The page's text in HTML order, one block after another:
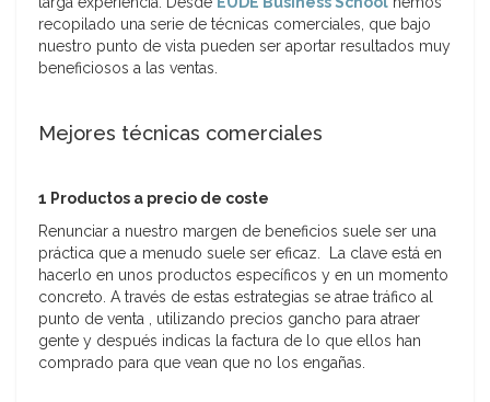
recopilado una serie de técnicas comerciales, que bajo
nuestro punto de vista pueden ser aportar resultados muy
beneficiosos a las ventas.
Mejores técnicas comerciales
1 Productos a precio de coste
Renunciar a nuestro margen de beneficios suele ser una
práctica que a menudo suele ser eficaz. La clave está en
hacerlo en unos productos específicos y en un momento
concreto. A través de estas estrategias se atrae tráfico al
punto de venta , utilizando precios gancho para atraer
gente y después indicas la factura de lo que ellos han
comprado para que vean que no los engañas.